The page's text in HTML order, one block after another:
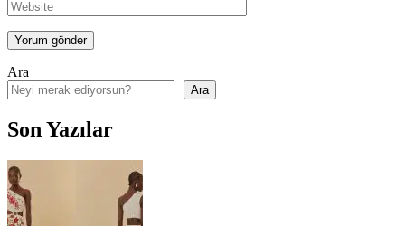
Ara
Ara
Son Yazılar